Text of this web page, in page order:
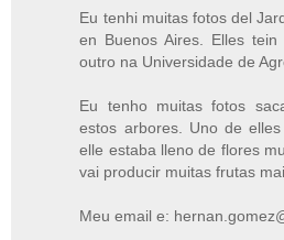
Eu tenhi muitas fotos del
en Buenos Aires. Elles
outro na Universidade de
Eu tenho muitas fotos
estos arbores. Uno de
elle estaba lleno de flores
vai producir muitas frutas
Meu email e: